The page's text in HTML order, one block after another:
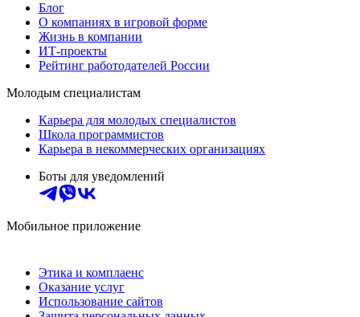
Блог
О компаниях в игровой форме
Жизнь в компании
ИТ-проекты
Рейтинг работодателей России
Молодым специалистам
Карьера для молодых специалистов
Школа программистов
Карьера в некоммерческих организациях
Боты для уведомлений
Мобильное приложение
Этика и комплаенс
Оказание услуг
Использование сайтов